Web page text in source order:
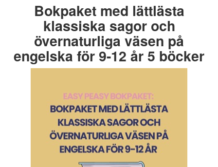
Bokpaket med lättlästa
klassiska sagor och
övernaturliga väsen på
engelska för 9-12 år 5 böcker